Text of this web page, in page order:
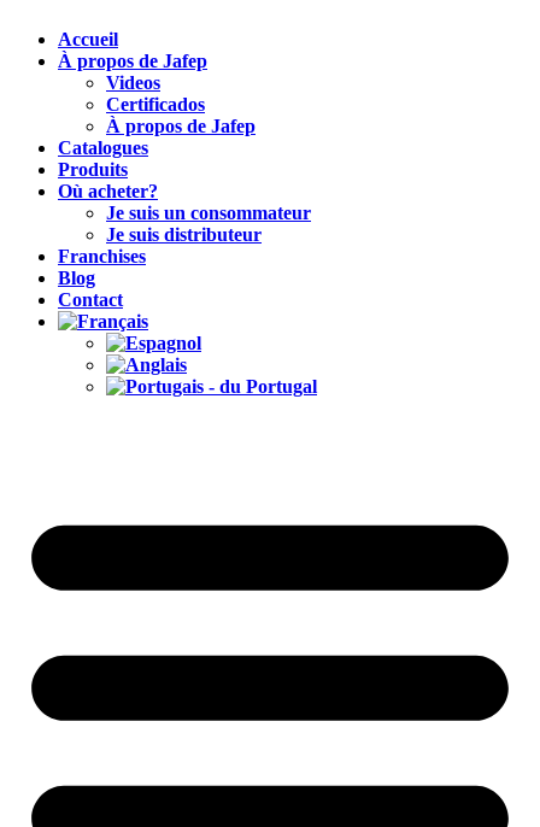
Accueil
À propos de Jafep
Videos
Certificados
À propos de Jafep
Catalogues
Produits
Où acheter?
Je suis un consommateur
Je suis distributeur
Franchises
Blog
Contact